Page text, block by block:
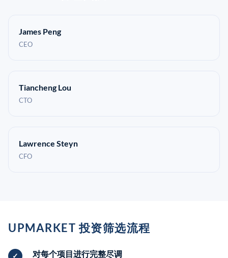
James Peng
CEO
Tiancheng Lou
CTO
Lawrence Steyn
CFO
UPMARKET 投资筛选流程
对每个项目进行完整尽调